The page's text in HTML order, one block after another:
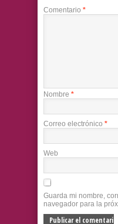
Comentario *
Nombre *
Correo electrónico *
Web
Guarda mi nombre,
navegador para la